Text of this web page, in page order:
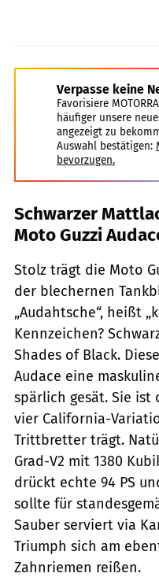
Verpasse keine
Favorisiere
häufiger unsere
angezeigt zu
Auswahl bestätigen:
bevorzugen.
Schwarzer
Moto Guzzi
Stolz trägt die Moto
der blechernen
„Audahtsche“, heißt
Kennzeichen?
Shades of Black.
Audace eine
spärlich gesät. Sie
vier California-
Trittbretter trägt.
Grad-V2 mit 1380
drückt echte 94 PS
sollte für
Sauber serviert via
Triumph sich am
Zahnriemen reißen.